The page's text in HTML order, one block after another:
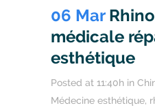
06 Mar
médicale
esthétique
Posted at 11:40h in
Médecine esthétique,